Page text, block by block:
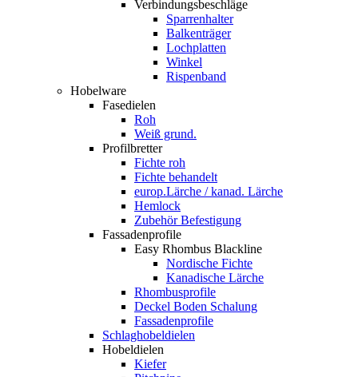
Verbindungsbeschläge
Sparrenhalter
Balkenträger
Lochplatten
Winkel
Rispenband
Hobelware
Fasedielen
Roh
Weiß grund.
Profilbretter
Fichte roh
Fichte behandelt
europ.Lärche / kanad. Lärche
Hemlock
Zubehör Befestigung
Fassadenprofile
Easy Rhombus Blackline
Nordische Fichte
Kanadische Lärche
Rhombusprofile
Deckel Boden Schalung
Fassadenprofile
Schlaghobeldielen
Hobeldielen
Kiefer